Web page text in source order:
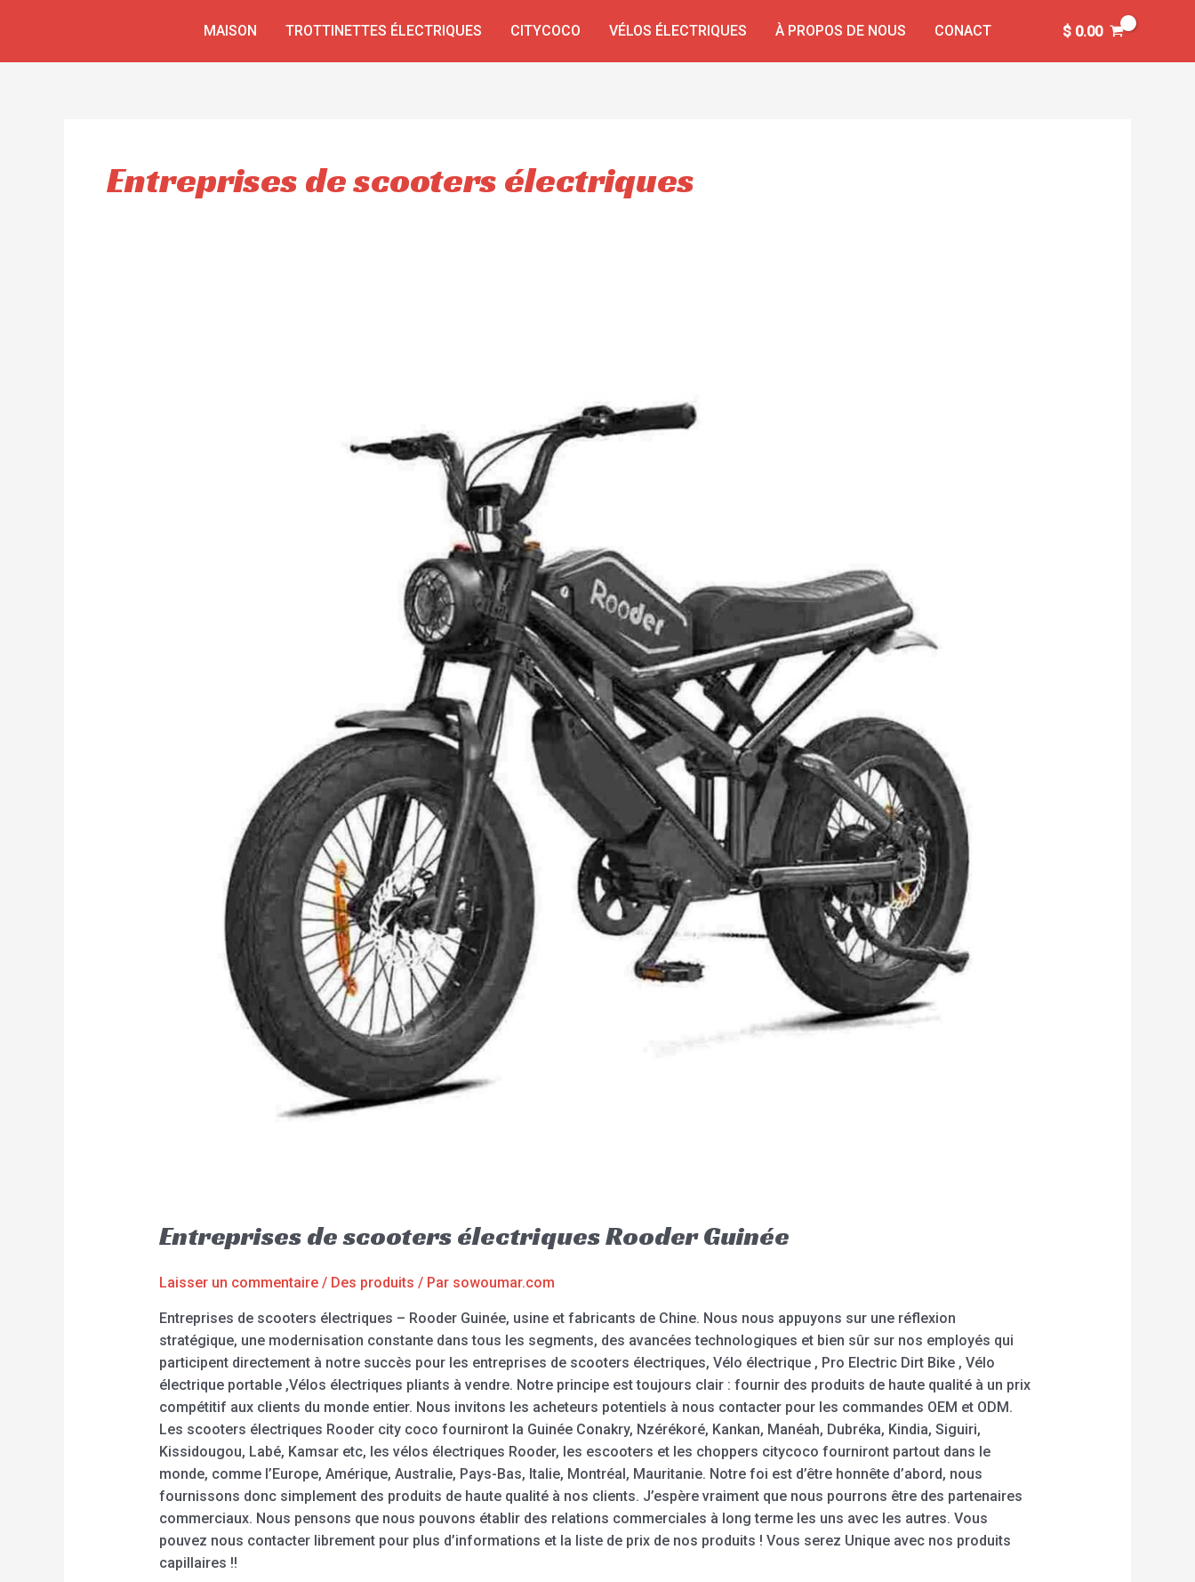
MAISON TROTTINETTES ÉLECTRIQUES CITYCOCO VÉLOS ÉLECTRIQUES À PROPOS DE NOUS CONACT $0.00
Entreprises de scooters électriques
Entreprises de scooters électriques Rooder Guinée
Laisser un commentaire / Des produits / Par sowoumar.com
Entreprises de scooters électriques – Rooder Guinée, usine et fabricants de Chine. Nous nous appuyons sur une réflexion
stratégique, une modernisation constante dans tous les segments, des avancées technologiques et bien sûr sur nos employés qui
participent directement à notre succès pour les entreprises de scooters électriques, Vélo électrique , Pro Electric Dirt Bike , Vélo
électrique portable ,Vélos électriques pliants à vendre. Notre principe est toujours clair : fournir des produits de haute qualité à un prix
compétitif aux clients du monde entier. Nous invitons les acheteurs potentiels à nous contacter pour les commandes OEM et ODM.
Les scooters électriques Rooder city coco fourniront la Guinée Conakry, Nzérékoré, Kankan, Manéah, Dubréka, Kindia, Siguiri,
Kissidougou, Labé, Kamsar etc, les vélos électriques Rooder, les escooters et les choppers citycoco fourniront partout dans le
monde, comme l’Europe, Amérique, Australie, Pays-Bas, Italie, Montréal, Mauritanie. Notre foi est d’être honnête d’abord, nous
fournissons donc simplement des produits de haute qualité à nos clients. J’espère vraiment que nous pourrons être des partenaires
commerciaux. Nous pensons que nous pouvons établir des relations commerciales à long terme les uns avec les autres. Vous
pouvez nous contacter librement pour plus d’informations et la liste de prix de nos produits ! Vous serez Unique avec nos produits
capillaires !!